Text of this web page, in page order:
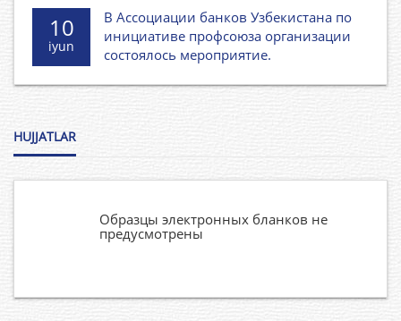
10
iyun
В Ассоциации банков Узбекистана по
инициативе профсоюза организации
состоялось мероприятие.
HUJJATLAR
Образцы электронных бланков не
предусмотрены